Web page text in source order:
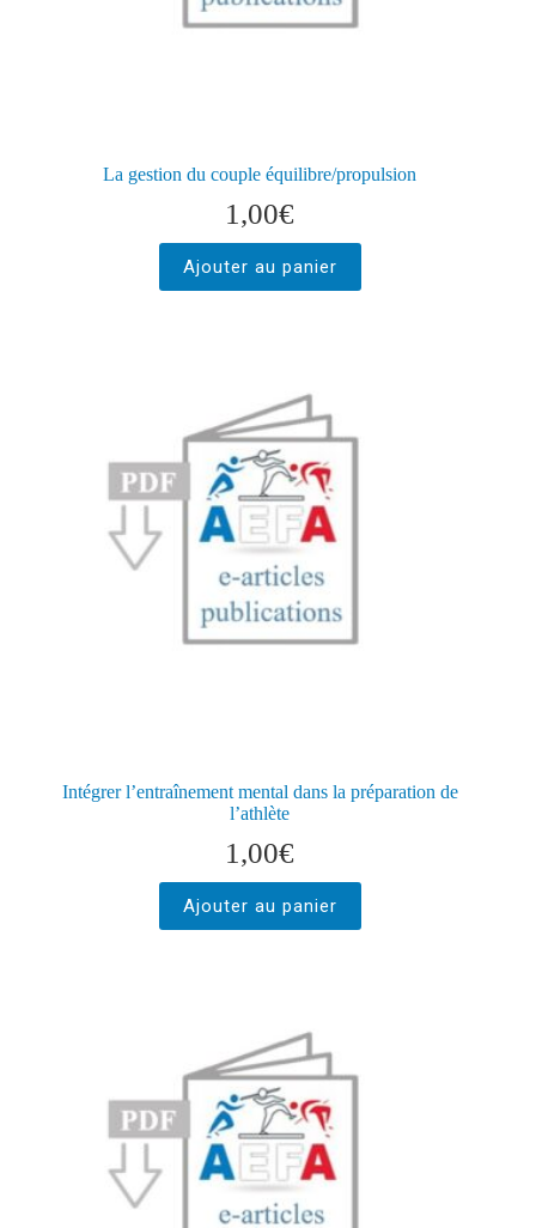
La gestion du couple équilibre/propulsion
1,00€
Ajouter au panier
Intégrer l’entraînement mental dans la préparation de
l’athlète
1,00€
Ajouter au panier